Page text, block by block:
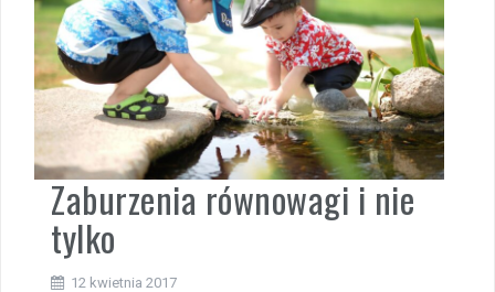
Zaburzenia równowagi i nie
tylko
12 kwietnia 2017